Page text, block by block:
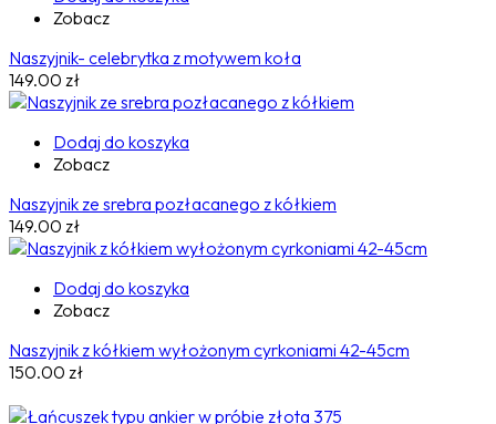
Zobacz
Naszyjnik- celebrytka z motywem koła
149.00 zł
Dodaj do koszyka
Zobacz
Naszyjnik ze srebra pozłacanego z kółkiem
149.00 zł
Dodaj do koszyka
Zobacz
Naszyjnik z kółkiem wyłożonym cyrkoniami 42-45cm
150.00 zł